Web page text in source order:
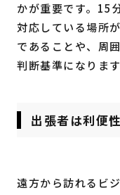
かが重要です。15
対応している場所
であることや、周
判断基準になります
出張者は利便
遠方から訪れるビ